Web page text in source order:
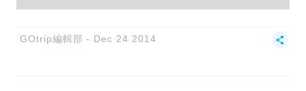
GOtrip編輯部 Dec 24 2014